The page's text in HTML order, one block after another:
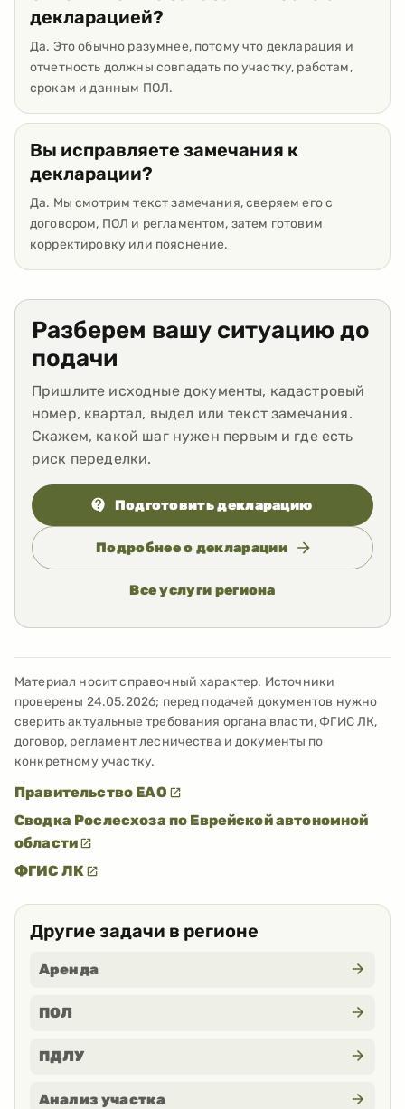
декларацией?
Да. Это обычно разумнее, потому что декларация и
отчетность должны совпадать по участку, работам,
срокам и данным ПОЛ.
Вы исправляете замечания к
декларации?
Да. Мы смотрим текст замечания, сверяем его с
договором, ПОЛ и регламентом, затем готовим
корректировку или пояснение.
Разберем вашу ситуацию до
подачи
Пришлите исходные документы, кадастровый
номер, квартал, выдел или текст замечания.
Скажем, какой шаг нужен первым и где есть
риск переделки.
Подготовить декларацию
Подробнее о декларации
Все услуги региона
Материал носит справочный характер. Источники
проверены 24.05.2026; перед подачей документов нужно
сверить актуальные требования органа власти, ФГИС ЛК,
договор, регламент лесничества и документы по
конкретному участку.
Правительство ЕАО
Сводка Рослесхоза по Еврейской автономной
области
ФГИС ЛК
Другие задачи в регионе
Аренда
ПОЛ
ПДЛУ
Анализ участка